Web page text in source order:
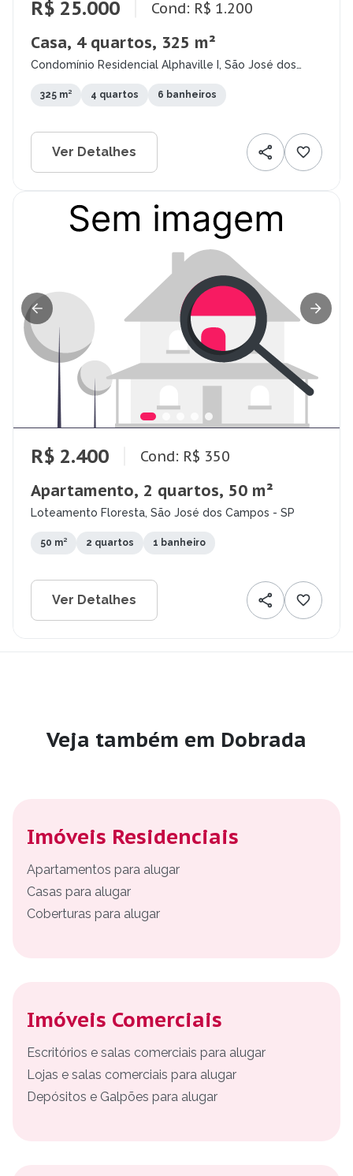
R$ 25.000 Cond: R$ 1.200
Casa, 4 quartos, 325 m²
Condomínio Residencial Alphaville I, São José dos
325 m² 4 quartos 6 banheiros
Ver Detalhes
R$ 2.400 Cond: R$ 350
Apartamento, 2 quartos, 50 m²
Loteamento Floresta, São José dos Campos - SP
50 m² 2 quartos 1 banheiro
Ver Detalhes
Veja também em Dobrada
Imóveis Residenciais
Apartamentos para alugar
Casas para alugar
Coberturas para alugar
Imóveis Comerciais
Escritórios e salas comerciais para alugar
Lojas e salas comerciais para alugar
Depósitos e Galpões para alugar